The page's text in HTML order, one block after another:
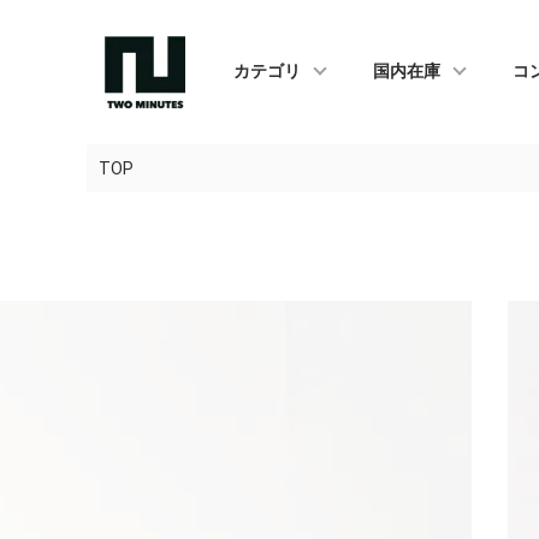
カテゴリ 国内在庫 コ
TOP